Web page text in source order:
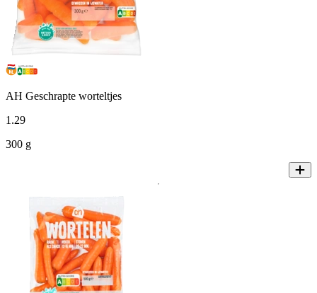
AH Geschrapte worteltjes
1 .29
300 g